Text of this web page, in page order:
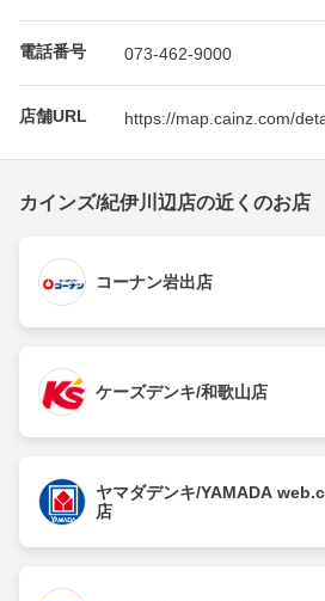
電話番号 073-462-9000
店舗URL https://map.cainz.com/
カインズ/紀伊川辺店の近くのお店
コーナン岩出店
ケーズデンキ/和歌山店
ヤマダデンキ/YAMADA
店